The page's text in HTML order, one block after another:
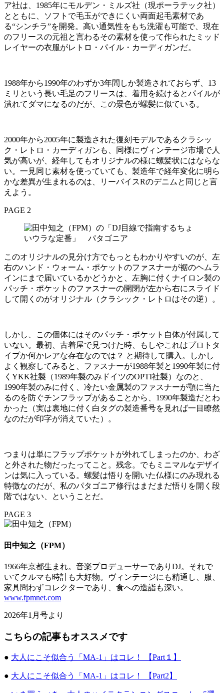
ア社は、1985年にモルデン・ミルズ社（現ポーラテック社）
とともに、ソフトで毛玉ができにくい両面起毛素材であ
る“シンチラ”を開発。高い通気性をもち洗濯も可能で、現在
のフリースの元祖と言わるその素材を使って作られたミッド
レイヤーの衣服がレトロ・パイル・カーディガンだ。
1988年から1990年のわずか3年間しか製造されておらず、13
ミリという長い毛足のフリースは、着用を続けるとパイルが
潰れてダマになるのだが、この景色が螺髪に似ている。
2000年から2005年に製造された復刻モデルであるクラシッ
ク・レトロ・カーディガンも、同様にヴィンテージ市場で人
気が高いが、経年してもオリジナルの様に螺髪状にはならな
い。一見同じ素材を使っていても、製造年で経年変化に明ら
かな差異が生まれるのは、リーバイスRのデニムと同じと言
えよう。
PAGE 2
このオリジナルの見分け方でもっともわかりやすいのが、左
右のハンド・ウォーム・ポケットのファスナーが裾のヘムラ
インにまで届いているかどうかと、左胸に付くナイロン製の
パッチ・ポケットのファスナーの開閉が左から右にスライド
して開くのがオリジナル（クラシック・レトロはその逆）。
しかし、この個体にはそのパッチ・ポケット自体が付属して
いない。最初、古着屋で見つけた時、もしやこれはプロトタ
イプか何かレアな存在なのでは？ と期待して購入。しかし
よく観察してみると、ファスナーが1988年製と1990年製に付
くYKK社製（1989年製のみドイツのOPTI社製）なのと、
1990年製のみに付く、冷たい金属製のファスナーが顎に当た
るのを防ぐチンフラップがあることから、1990年製造だとわ
かった（実は裏地に付く白タグの製造番号を見れば一目瞭然
なのだが印字が消えていた）。
つまりは単にフラップポケットが外れてしまったのか、わざ
と外された物だったってこと。残念。でもミニマルなデザイ
ンは気に入っている。螺髪は悟りを開いた仏様にのみ現れる
特徴なのだが、私のパタゴニア修行はまだまだ悟りを開く段
階ではない、ということだ。
PAGE 3
田中知之（FPM）
1966年京都生まれ。音楽プロデューサーでありDJ。それで
いてクルマも時計も大好物。ヴィンテージにも精通し、服、
家具問わずコレクターであり、食への造詣も深い。
www.fpmnet.com
2026年1月号より
こちらの記事もオススメです
● 大人にこそ似合う「MA-1」はコレ！ 【Part１】
● 大人にこそ似合う「MA-1」はコレ！ 【Part2】